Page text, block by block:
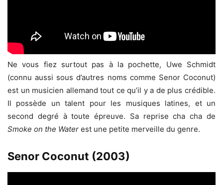
Ne vous fiez surtout pas à la pochette, Uwe Schmidt
(connu aussi sous d’autres noms comme Senor Coconut)
est un musicien allemand tout ce qu’il y a de plus crédible.
Il possède un talent pour les musiques latines, et un
second degré à toute épreuve. Sa reprise cha cha de
Smoke on the Water est une petite merveille du genre.
Senor Coconut (2003)